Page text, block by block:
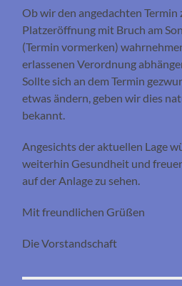
Ob wir den angedachten Termin
Platzeröffnung mit Bruch am
(Termin vormerken)
erlassenen Verordnung
Sollte sich an dem Termin
etwas ändern, geben wir dies
bekannt.
Angesichts der aktuellen Lage
weiterhin Gesundheit und
auf der Anlage zu sehen.
Mit freundlichen Grüßen
Die Vorstandschaft